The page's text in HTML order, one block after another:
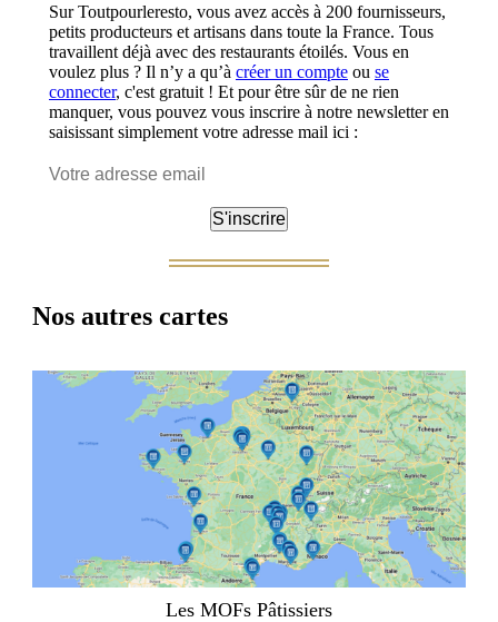
Sur Toutpourleresto, vous avez accès à 200 fournisseurs,
petits producteurs et artisans dans toute la France. Tous
travaillent déjà avec des restaurants étoilés. Vous en
voulez plus ? Il n’y a qu’à créer un compte ou se
connecter, c'est gratuit ! Et pour être sûr de ne rien
manquer, vous pouvez vous inscrire à notre newsletter en
saisissant simplement votre adresse mail ici :
Nos autres cartes
Les MOFs Pâtissiers